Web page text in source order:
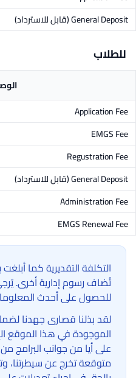
General Deposit(قابل للاسترداد)
للطلاب
Application Fee
EMGS Fee
Regustration Fee
General Deposit(قابل للاسترداد)
Administration Fee
EMGS Renewal Fee
التكلفة التقديرية كما
تُضاف رسوم إدارية أخرى.
للحصول على أحدث
لقد بذلنا قصارى جهدنا
الموجودة في هذا الموقع
على أيا من جوانب
متوقعة تخرج عن سيطرتنا،